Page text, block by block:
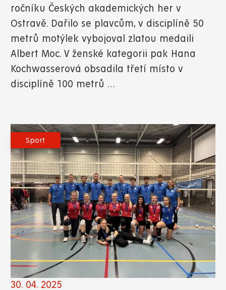
ročníku Českých akademických her v
Ostravě. Dařilo se plavcům, v disciplíně 50
metrů motýlek vybojoval zlatou medaili
Albert Moc. V ženské kategorii pak Hana
Kochwasserová obsadila třetí místo v
disciplíně 100 metrů …
Sport
30. 04. 2025